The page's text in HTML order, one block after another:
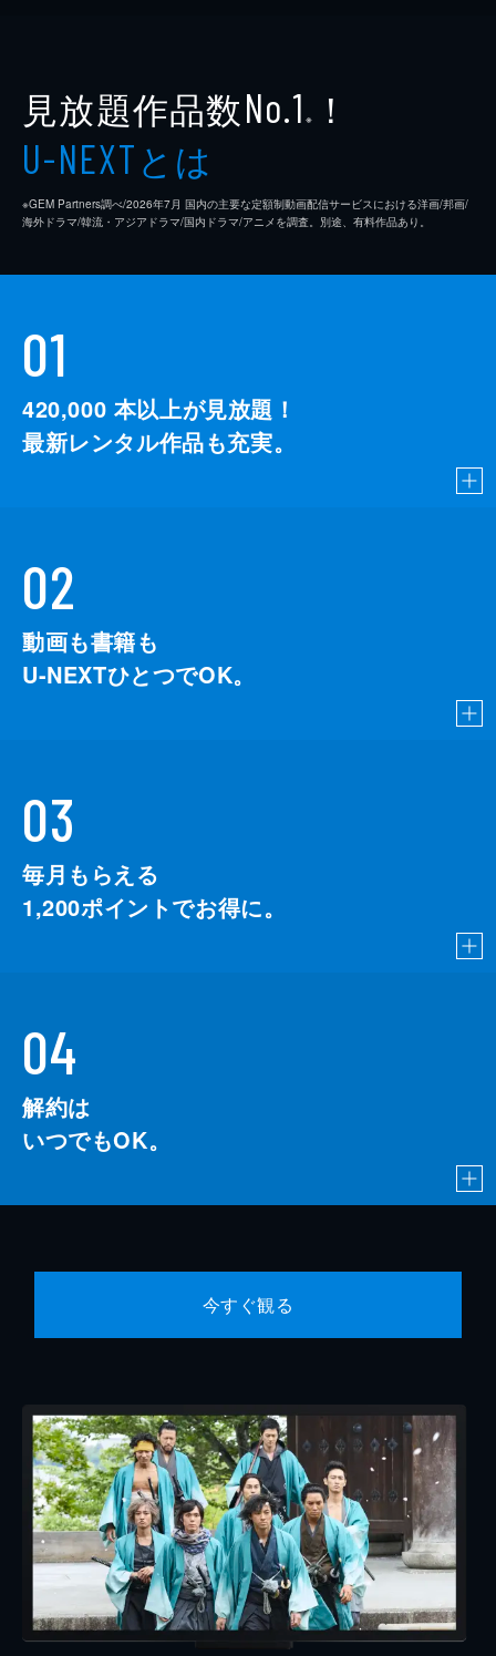
見放題作品数No.1 ※ ！
U-NEXTとは
※GEM Partners調べ/2026年7⽉ 国内の主要な定額制動画配信サービスにおける洋画/邦画/
海外ドラマ/韓流・アジアドラマ/国内ドラマ/アニメを調査。別途、有料作品あり。
01
420,000 本以上が見放題！
最新レンタル作品も充実。
02
動画も書籍も
U-NEXTひとつでOK。
03
毎月もらえる
1,200ポイントでお得に。
04
解約は
いつでもOK。
今すぐ観る